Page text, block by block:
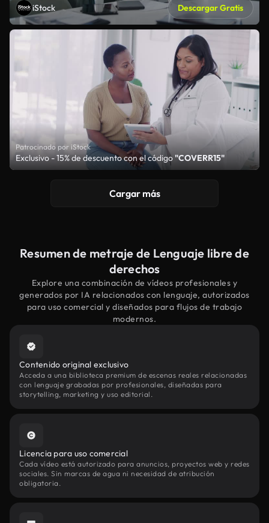
iStock Descargar Gratis
Patrocinado por iStock
Exclusivo - 15% de descuento con el código"COVERR15"
Cargar más
Resumen de metraje de Lenguaje libre de
derechos
Explore una combinación de vídeos profesionales y
generados por IA relacionados con lenguaje, autorizados
para uso comercial y diseñados para flujos de trabajo
modernos.
Contenido original exclusivo
Acceda a una biblioteca premium de escenas reales relacionadas
con lenguaje grabadas por profesionales, diseñadas para
storytelling, marketing y uso editorial.
Licencia para uso comercial
Cada vídeo está autorizado para anuncios, proyectos web y redes
sociales. Sin marcas de agua ni necesidad de atribución
obligatoria.